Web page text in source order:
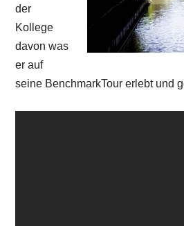
der
Kollege
davon was
er auf
seine BenchmarkTour erlebt und